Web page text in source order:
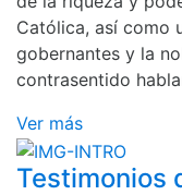
Católica, así como
gobernantes y la
contrasentido
Ver más
Testimonios